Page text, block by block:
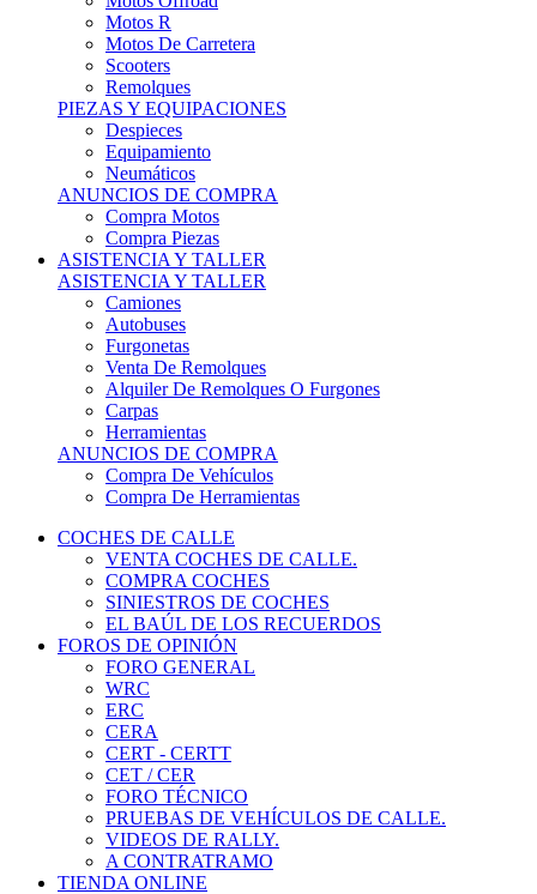
Motos R
Motos De Carretera
Scooters
Remolques
PIEZAS Y EQUIPACIONES
Despieces
Equipamiento
Neumáticos
ANUNCIOS DE COMPRA
Compra Motos
Compra Piezas
ASISTENCIA Y TALLER
ASISTENCIA Y TALLER
Camiones
Autobuses
Furgonetas
Venta De Remolques
Alquiler De Remolques O Furgones
Carpas
Herramientas
ANUNCIOS DE COMPRA
Compra De Vehículos
Compra De Herramientas
COCHES DE CALLE
VENTA COCHES DE CALLE.
COMPRA COCHES
SINIESTROS DE COCHES
EL BAÚL DE LOS RECUERDOS
FOROS DE OPINIÓN
FORO GENERAL
WRC
ERC
CERA
CERT - CERTT
CET / CER
FORO TÉCNICO
PRUEBAS DE VEHÍCULOS DE CALLE.
VIDEOS DE RALLY.
A CONTRATRAMO
TIENDA ONLINE